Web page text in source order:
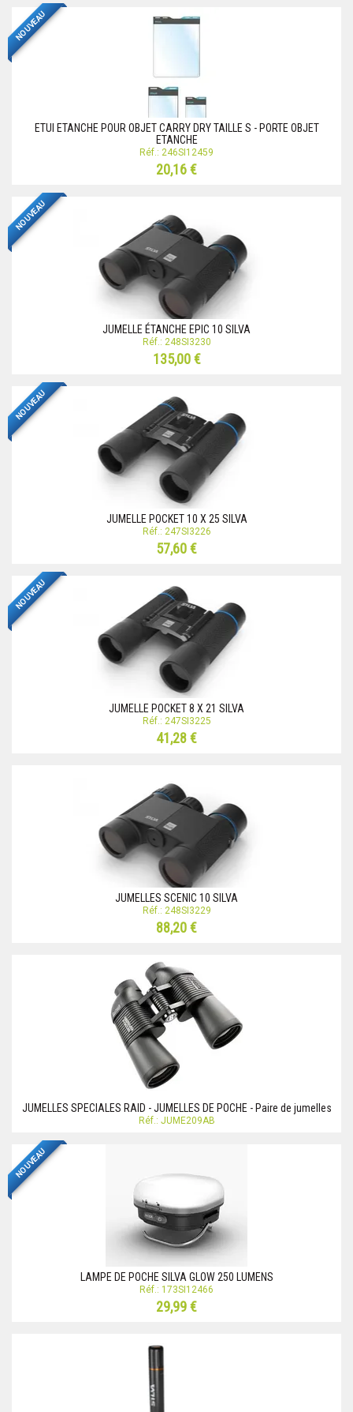
NOUVEAU
ETUI ETANCHE POUR OBJET CARRY DRY TAILLE S - PORTE OBJET
ETANCHE
Réf.: 246SI12459
20,16 €
NOUVEAU
JUMELLE ÉTANCHE EPIC 10 SILVA
Réf.: 248SI3230
135,00 €
NOUVEAU
JUMELLE POCKET 10 X 25 SILVA
Réf.: 247SI3226
57,60 €
NOUVEAU
JUMELLE POCKET 8 X 21 SILVA
Réf.: 247SI3225
41,28 €
JUMELLES SCENIC 10 SILVA
Réf.: 248SI3229
88,20 €
JUMELLES SPECIALES RAID - JUMELLES DE POCHE - Paire de jumelles
Réf.: JUME209AB
NOUVEAU
LAMPE DE POCHE SILVA GLOW 250 LUMENS
Réf.: 173SI12466
29,99 €